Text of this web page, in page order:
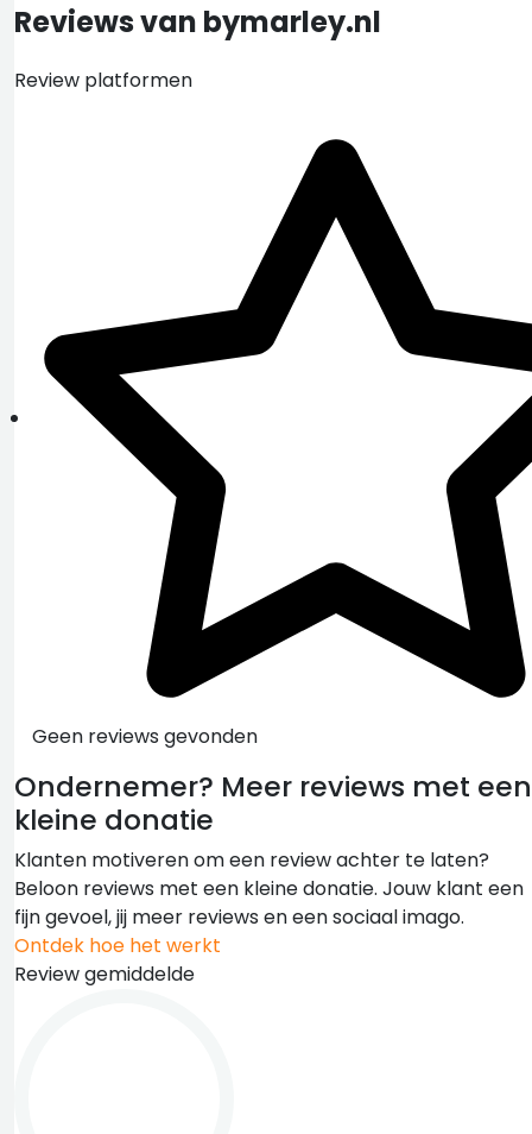
Reviews van bymarley.nl
Review platformen
Geen reviews gevonden
Ondernemer? Meer reviews met een
kleine donatie
Klanten motiveren om een review achter te laten?
Beloon reviews met een kleine donatie. Jouw klant een
fijn gevoel, jij meer reviews en een sociaal imago.
Ontdek hoe het werkt
Review gemiddelde